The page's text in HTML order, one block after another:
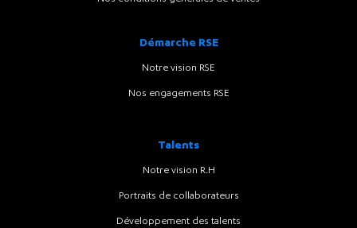
Démarche RSE
Notre vision RSE
Nos engagements RSE
Talents
Notre vision R.H
Portraits de collaborateurs
Développement des talents